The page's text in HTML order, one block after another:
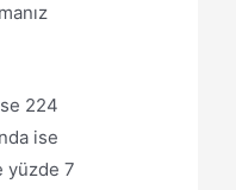
224
ise
yüzde 7